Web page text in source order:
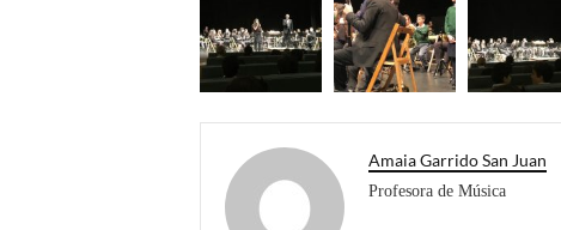
Amaia Garrido San Juan
Profesora de Música